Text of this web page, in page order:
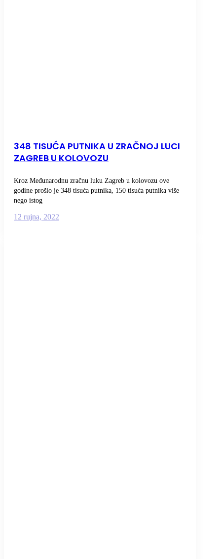
348 TISUĆA PUTNIKA U ZRAČNOJ LUCI
ZAGREB U KOLOVOZU
Kroz Međunarodnu zračnu luku Zagreb u kolovozu ove
godine prošlo je 348 tisuća putnika, 150 tisuća putnika više
nego istog
12 rujna, 2022